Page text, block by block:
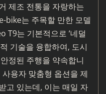
제조 전통을 자랑하는
bike는 주목할 만한 모델
T9는 기본적으로 ‘네덜
기술을 융합하여, 도시
정된 주행을 약속합니
용자 맞춤형 옵션을 제
고 있는데, 이는 매일 자